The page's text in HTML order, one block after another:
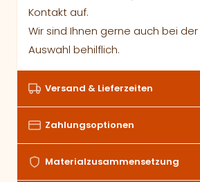
Kontakt auf.
Wir sind Ihnen gerne auch bei
Auswahl behilflich.
Versand & Lieferzeiten
Zahlungsoptionen
Materialzusammensetzung